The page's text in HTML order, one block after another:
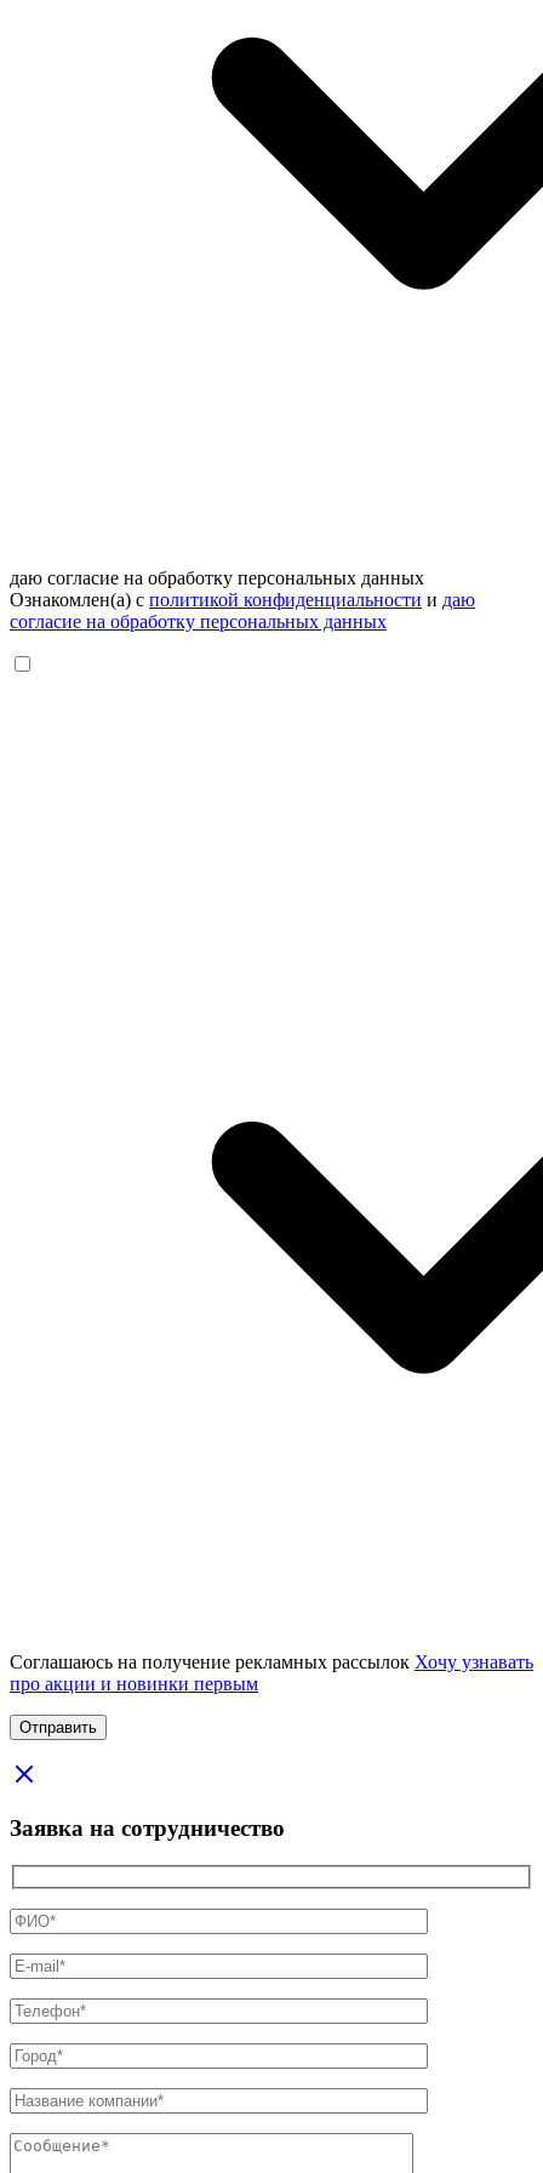
даю согласие на обработку персональных данных
Ознакомлен(а) с политикой конфиденциальности и даю
согласие на обработку персональных данных
Соглашаюсь на получение рекламных рассылок Хочу узнавать
про акции и новинки первым
Заявка на сотрудничество